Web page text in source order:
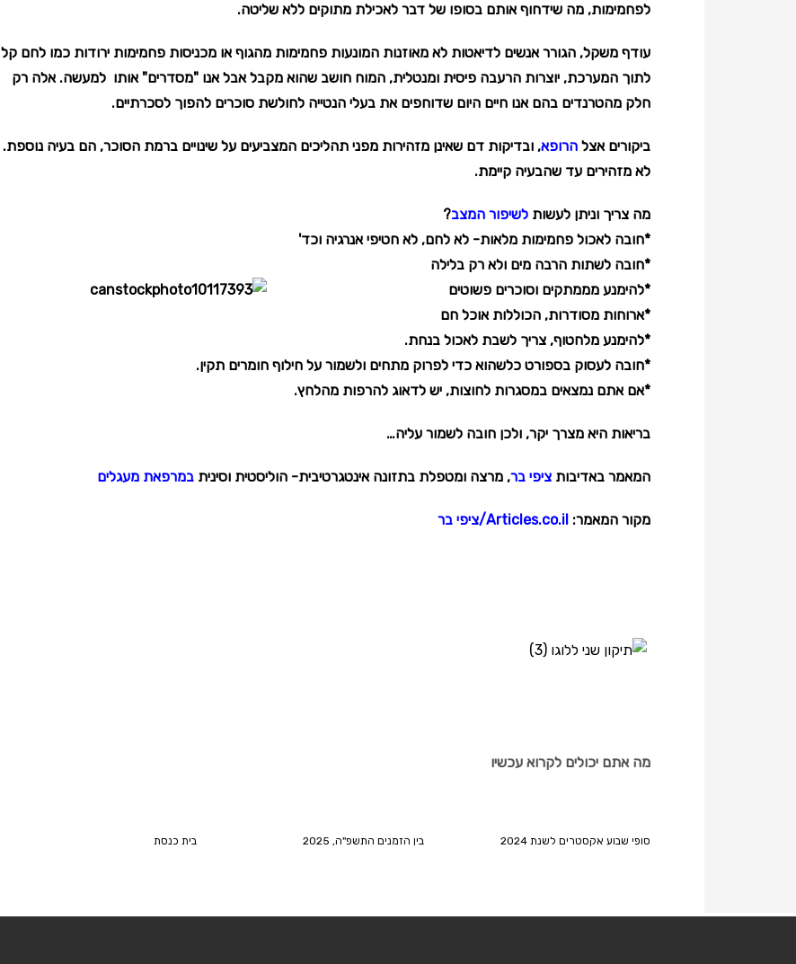
לפחמימות, מה שידחוף אותם בסופו של דבר לאכילת מתוקים ללא שליטה.
עודף משקל, הגורר אנשים לדיאטות לא מאוזנות המונעות פחמימות מהגוף או מכניסות פחמימות ירודות כמו לחם קל
לתוך המערכת, יוצרות הרעבה פיסית ומנטלית, המוח חושב שהוא מקבל אבל אנו "מסדרים" אותו למעשה. אלה רק
חלק מהטרנדים בהם אנו חיים היום שדוחפים את בעלי הנטייה לחולשת סוכרים להפוך לסכרתיים.
ביקורים אצל הרופא, ובדיקות דם שאינן מזהירות מפני תהליכים המצביעים על שינויים ברמת הסוכר, הם בעיה נוספת.
לא מזהירים עד שהבעיה קיימת.
מה צריך וניתן לעשות לשיפור המצב?
*חובה לאכול פחמימות מלאות- לא לחם, לא חטיפי אנרגיה וכד'
*חובה לשתות הרבה מים ולא רק בלילה
*להימנע מממתקים וסוכרים פשוטים
*ארוחות מסודרות, הכוללות אוכל חם
*להימנע מלחטוף, צריך לשבת לאכול בנחת.
*חובה לעסוק בספורט כלשהוא כדי לפרוק מתחים ולשמור על חילוף חומרים תקין.
*אם אתם נמצאים במסגרות לחוצות, יש לדאוג להרפות מהלחץ.
בריאות היא מצרך יקר, ולכן חובה לשמור עליה…
המאמר באדיבות ציפי בר, מרצה ומטפלת בתזונה אינטגרטיבית- הוליסטית וסינית במרפאת מעגלים
מקור המאמר: Articles.co.il/ציפי בר
מה אתם יכולים לקרוא עכשיו
סופי שבוע אקסטרים לשנת 2024 בין הזמנים התשפ"ה, 2025 בית כנסת